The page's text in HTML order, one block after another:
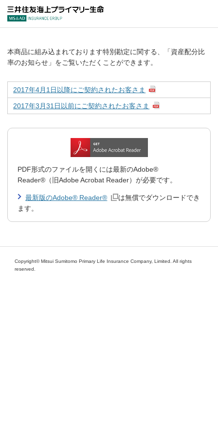
本商品に組み込まれております特別勘定に関する、「資産配分比
率のお知らせ」をご覧いただくことができます。
2017年4月1日以降にご契約されたお客さま
2017年3月31日以前にご契約されたお客さま
PDF形式のファイルを開くには最新のAdobe®
Reader®（旧Adobe Acrobat Reader）が必要です。
最新版のAdobe® Reader®
は無償でダウンロードでき
ます。
Copyright© Mitsui Sumitomo Primary Life Insurance Company, Limited. All rights
reserved.